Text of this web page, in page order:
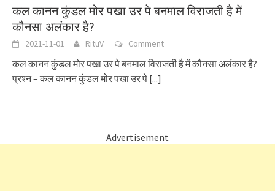
कल कानन कुंडल मोर पखा उर पे बनमाल विराजती है में
कौनसा अलंकार है?
2021-11-01 RituV Comment
कल कानन कुंडल मोर पखा उर पे बनमाल विराजती है में कौनसा अलंकार है?
प्रश्न – कल कानन कुंडल मोर पखा उर पे [...]
Advertisement